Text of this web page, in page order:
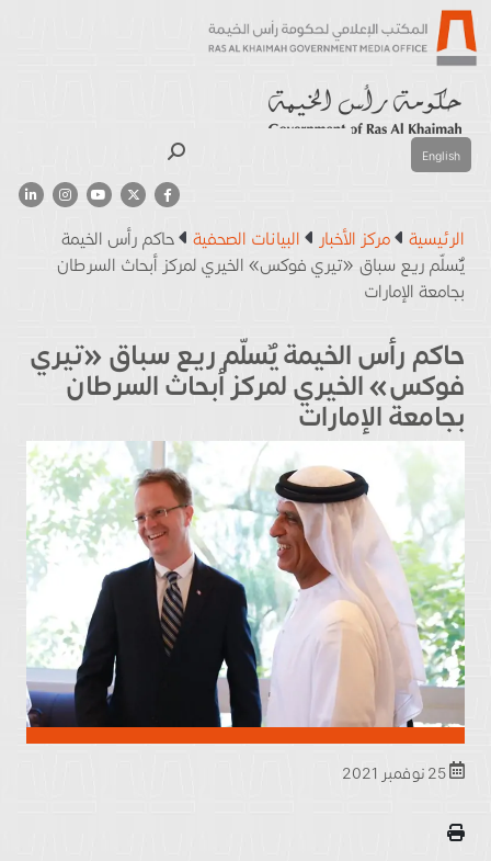
English
الرئيسية مركز الأخبار البيانات الصحفية
حاكم رأس الخيمة
يٌسلّم ريع سباق «تيري فوكس» الخيري لمركز أبحاث السرطان
بجامعة الإمارات
حاكم رأس الخيمة يٌسلّم ريع سباق «تيري
فوكس» الخيري لمركز أبحاث السرطان
بجامعة الإمارات